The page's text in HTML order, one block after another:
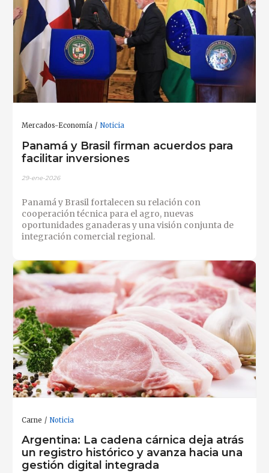
Mercados-Economía Noticia
Panamá y Brasil firman acuerdos para
facilitar inversiones
29-ene-2026
Panamá y Brasil fortalecen su relación con
cooperación técnica para el agro, nuevas
oportunidades ganaderas y una visión conjunta de
integración comercial regional.
Carne Noticia
Argentina: La cadena cárnica deja atrás
un registro histórico y avanza hacia una
gestión digital integrada